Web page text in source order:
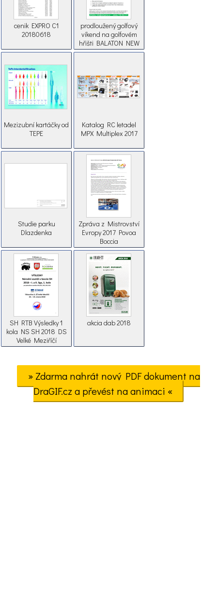
cenik EXPRO C1
20180618
prodloužený golfový
víkend na golfovém
hřišti BALATON NEW
Mezizubní kartáčky od
TEPE
Katalog RC letadel
MPX Multiplex 2017
Studie parku
Dlazdenka
Zpráva z Mistrovství
Evropy 2017 Povoa
Boccia
SH RTB Výsledky 1
kola NS SH 2018 DS
Velké Meziříčí
akcia dab 2018
» Zdarma nahrát nový PDF dokument na
DraGIF.cz a převést na animaci «